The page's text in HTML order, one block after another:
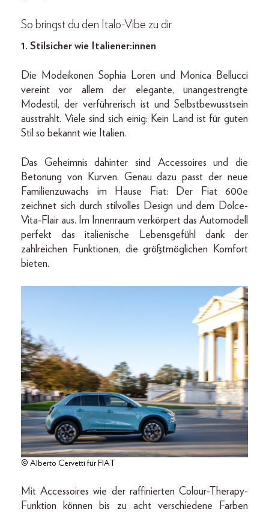
So bringst du den Italo-Vibe zu dir
1. Stilsicher wie Italiener:innen
Die Modeikonen Sophia Loren und Monica Bellucci
vereint vor allem der elegante, unangestrengte
Modestil, der verführerisch ist und Selbstbewusstsein
ausstrahlt. Viele sind sich einig: Kein Land ist für guten
Stil so bekannt wie Italien.
Das Geheimnis dahinter sind Accessoires und die
Betonung von Kurven. Genau dazu passt der neue
Familienzuwachs im Hause Fiat: Der Fiat 600e
zeichnet sich durch stilvolles Design und dem Dolce-
Vita-Flair aus. Im Innenraum verkörpert das Automodell
perfekt das italienische Lebensgefühl dank der
zahlreichen Funktionen, die größtmöglichen Komfort
bieten.
© Alberto Cervetti für FIAT
Mit Accessoires wie der raffinierten Colour-Therapy-
Funktion können bis zu acht verschiedene Farben